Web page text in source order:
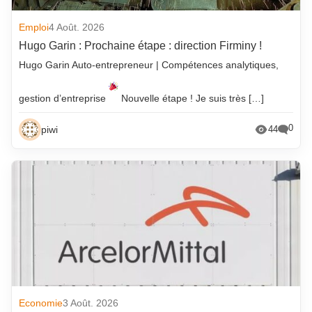
Emploi4 Août. 2026
Hugo Garin : Prochaine étape : direction Firminy !
Hugo Garin Auto-entrepreneur | Compétences analytiques,
gestion d’entreprise Nouvelle étape ! Je suis très […]
piwi 44 0
Economie3 Août. 2026